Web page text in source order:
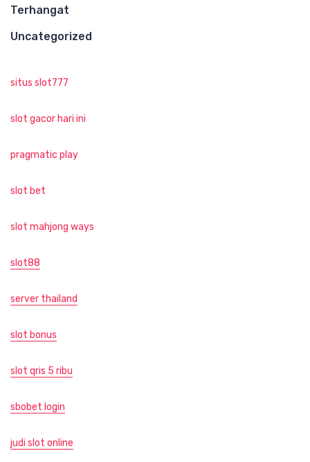
Terhangat
Uncategorized
situs slot777
slot gacor hari ini
pragmatic play
slot bet
slot mahjong ways
slot88
server thailand
slot bonus
slot qris 5 ribu
sbobet login
judi slot online